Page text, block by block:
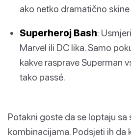
ako netko dramatično
Superheroj Bash:
Marvel ili DC lika. Samo
kakve rasprave Superman
tako passé.
Potakni goste da se loptaju sa
kombinacijama. Podsjeti ih da